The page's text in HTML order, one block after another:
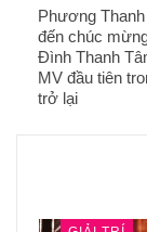
Phương
đến chúc
Đình Thanh
MV đầu tiên
trở lại